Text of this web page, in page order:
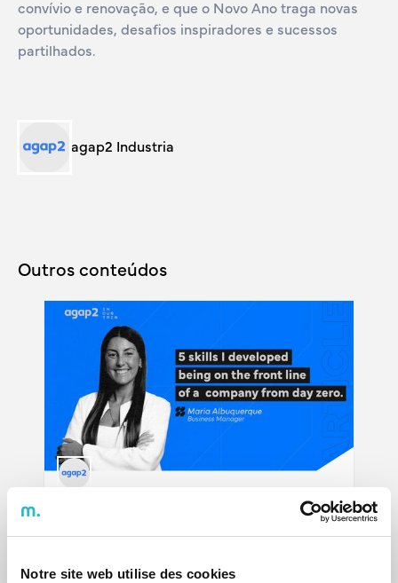
Notre site web utilise des cookies
convívio e renovação, e que o Novo Ano traga novas
oportunidades, desafios inspiradores e sucessos
partilhados.
agap2 Industria
Outros conteúdos
5 competências potenciadas por Maria